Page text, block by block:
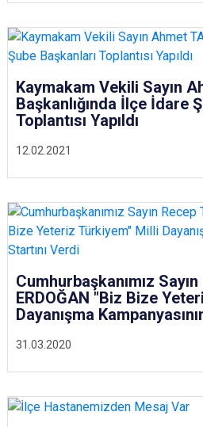
12.02.2021
Kaymakam Vekili Sayın
Başkanlığında İlçe İdare
Toplantısı Yapıldı
31.03.2020
Cumhurbaşkanımız
ERDOĞAN "Biz Bize
Dayanışma